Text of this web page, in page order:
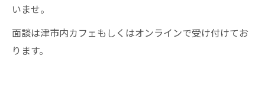
いませ。
面談は津市内カフェもしくはオンラインで受け付けてお
ります。